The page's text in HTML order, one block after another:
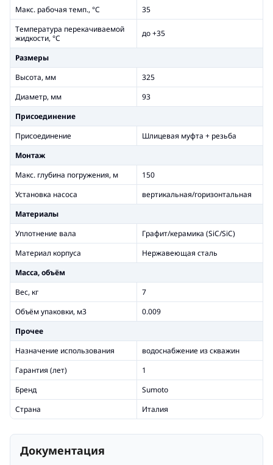
Макс. рабочая темп., °С
35
Температура перекачиваемой
жидкости, °С
до +35
Размеры
Высота, мм
325
Диаметр, мм
93
Присоединение
Присоединение
Шлицевая муфта + резьба
Монтаж
Макс. глубина погружения, м
150
Установка насоса
вертикальная/горизонтальная
Материалы
Уплотнение вала
Графит/керамика (SiC/SiC)
Материал корпуса
Нержавеющая сталь
Масса, объём
Вес, кг
7
Объём упаковки, м3
0.009
Прочее
Назначение использования
водоснабжение из скважин
Гарантия (лет)
1
Бренд
Sumoto
Страна
Италия
Документация